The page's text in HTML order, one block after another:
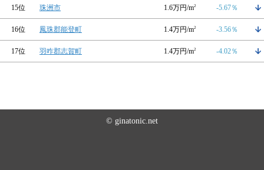
15位 珠洲市 1.6万円/m2 -5.67％
16位 鳳珠郡能登町 1.4万円/m2 -3.56％
17位 羽咋郡志賀町 1.4万円/m2 -4.02％
© ginatonic.net